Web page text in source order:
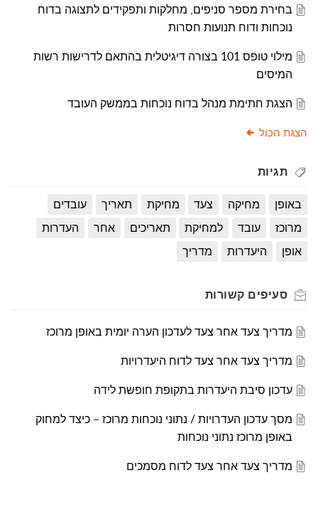
בחירת מספר סניפים, מחלקות ותפקידים לתצוגה בדוח
נוכחות ודוח תנועות חסרות
מילוי טופס 101 בצורה דיגיטלית בהתאם לדרישות רשות
המיסים
הצגת חתימת מנהל בדוח נוכחות בממשק העובד
הצגת הכול
תגיות
באופן מחיקה צעד מחיקת תאריך
עובדים
מרוכז
עובד למחיקת תאריכים אחר
העדרות
אופן
היעדרות מדריך
סעיפים קשורות
מדריך צעד אחר צעד לעדכון הערה יומית באופן מרוכז
מדריך צעד אחר צעד לדוח היעדרויות
עדכון סיבת היעדרות בתקופת חופשת לידה
מסך עדכון העדרויות / נתוני נוכחות מרוכז – כיצד למחוק
באופן מרוכז נתוני נוכחות
מדריך צעד אחר צעד לדוח מסמכים